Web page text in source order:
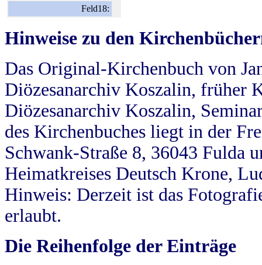
Feld18:
Hinweise zu den
Das Original-Kirchenbuch von
Diözesanarchiv Koszalin, früher
Diözesanarchiv Koszalin,
des Kirchenbuches liegt in der
Schwank-Straße 8, 36043 Fulda
Heimatkreises Deutsch Krone,
Hinweis: Derzeit ist das
erlaubt.
Die Reihenfolge der Einträge